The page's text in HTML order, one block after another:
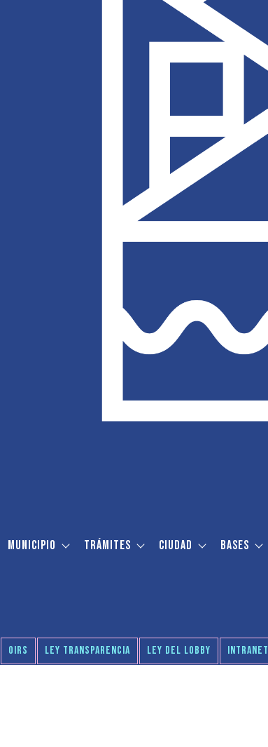
Municipio Trámites Ciudad Bases
OIRS LEY TRANSPARENCIA LEY DEL LOBBY INTRANET